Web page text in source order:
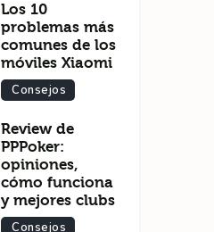
Los 10
problemas más
comunes de los
móviles Xiaomi
Consejos
Review de
PPPoker:
opiniones,
cómo funciona
y mejores clubs
Consejos